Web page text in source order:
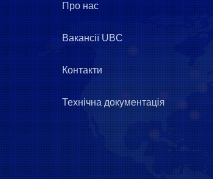
Про нас
Вакансії UBC
Контакти
Технічна документація